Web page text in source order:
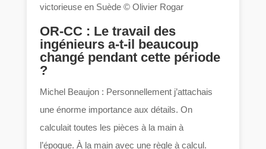
victorieuse en Suède © Olivier Rogar
OR-CC : Le travail des
ingénieurs a-t-il beaucoup
changé pendant cette période
?
Michel Beaujon : Personnellement j’attachais
une énorme importance aux détails. On
calculait toutes les pièces à la main à
l’époque. À la main avec une règle à calcul.